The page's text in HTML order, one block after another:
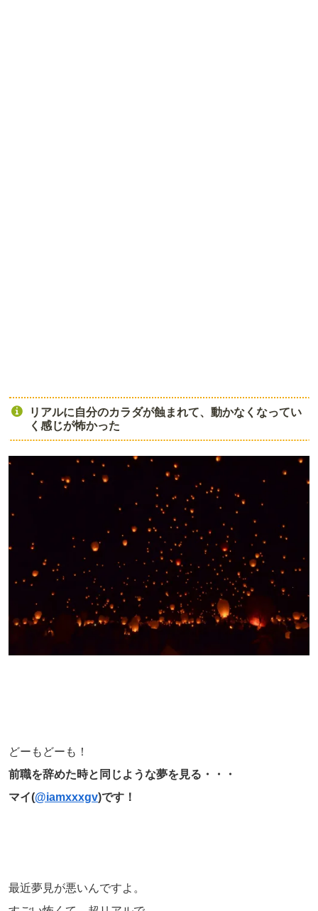
リアルに自分のカラダが蝕まれて、動かなくなってい
く感じが怖かった
どーもどーも！
前職を辞めた時と同じような夢を見る・・・
マイ(@iamxxxgv)です！
最近夢見が悪いんですよ。